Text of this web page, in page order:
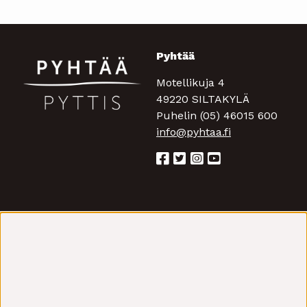
Pyhtää
Motellikuja 4
49220 SILTAKYLÄ
Puhelin (05) 46015 600
info@pyhtaa.fi